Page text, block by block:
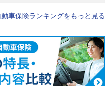
車保険ランキングをもっと見る